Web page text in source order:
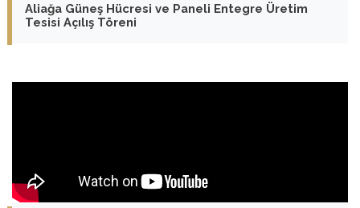
Aliağa Güneş Hücresi ve Paneli Entegre Üretim
Tesisi Açılış Töreni